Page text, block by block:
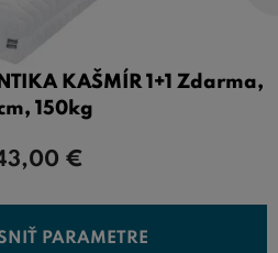
KAŠMÍR 1+1 Zdarma,
150kg
€
PARAMETRE